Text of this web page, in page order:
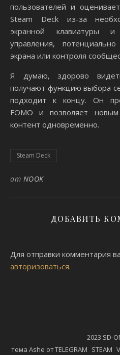
пользователей и
Steam Deck из-за
экранной клавиатуры
управления,
экрана или контроля
Я думаю, здорово
получают функцию выбора
подходит к концу. Он
FOMO и позволяет
контент одновременно.
Steam Deck
от NOOK
ДОБАВИТЬ
Для отправки комментария
авторизоваться.
2023 SD-
TELEGRAM STEAM
тема Ashe от